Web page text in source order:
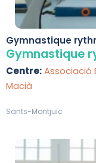
Gymnastique
Gymnastique
Centre:Associació
Macià
Sants-Montjuïc